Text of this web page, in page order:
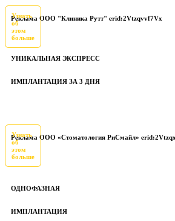
Реклама ООО "Клиника Рутт" erid:2Vtzqvvf7Vx
Узнать
об
этом
больше
УНИКАЛЬНАЯ ЭКСПРЕСС
ИМПЛАНТАЦИЯ ЗА 3 ДНЯ
Реклама ООО «Стоматология РиСмайл»
Узнать
об
этом
больше
ОДНОФАЗНАЯ
ИМПЛАНТАЦИЯ